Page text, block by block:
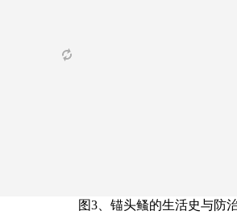
图3、锚头鳋的生活史与防